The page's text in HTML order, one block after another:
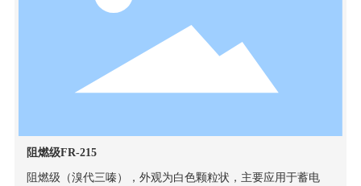
阻燃级FR-215
阻燃级（溴代三嗪），外观为白色颗粒状，主要应用于蓄电